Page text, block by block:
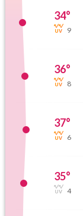
34°
9
36°
8
37°
6
35°
4